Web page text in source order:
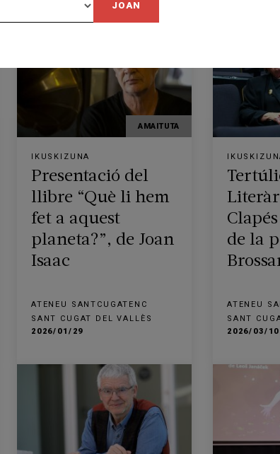
JOAN
AMAITUTA
IKUSKIZUNA
Presentació del
llibre “Què li hem
fet a aquest
planeta?”, de Joan
Isaac
ATENEU SANTCUGATENC
SANT CUGAT DEL VALLÈS
2026/01/29
de la
ATENEU
SANT
2026/03/10